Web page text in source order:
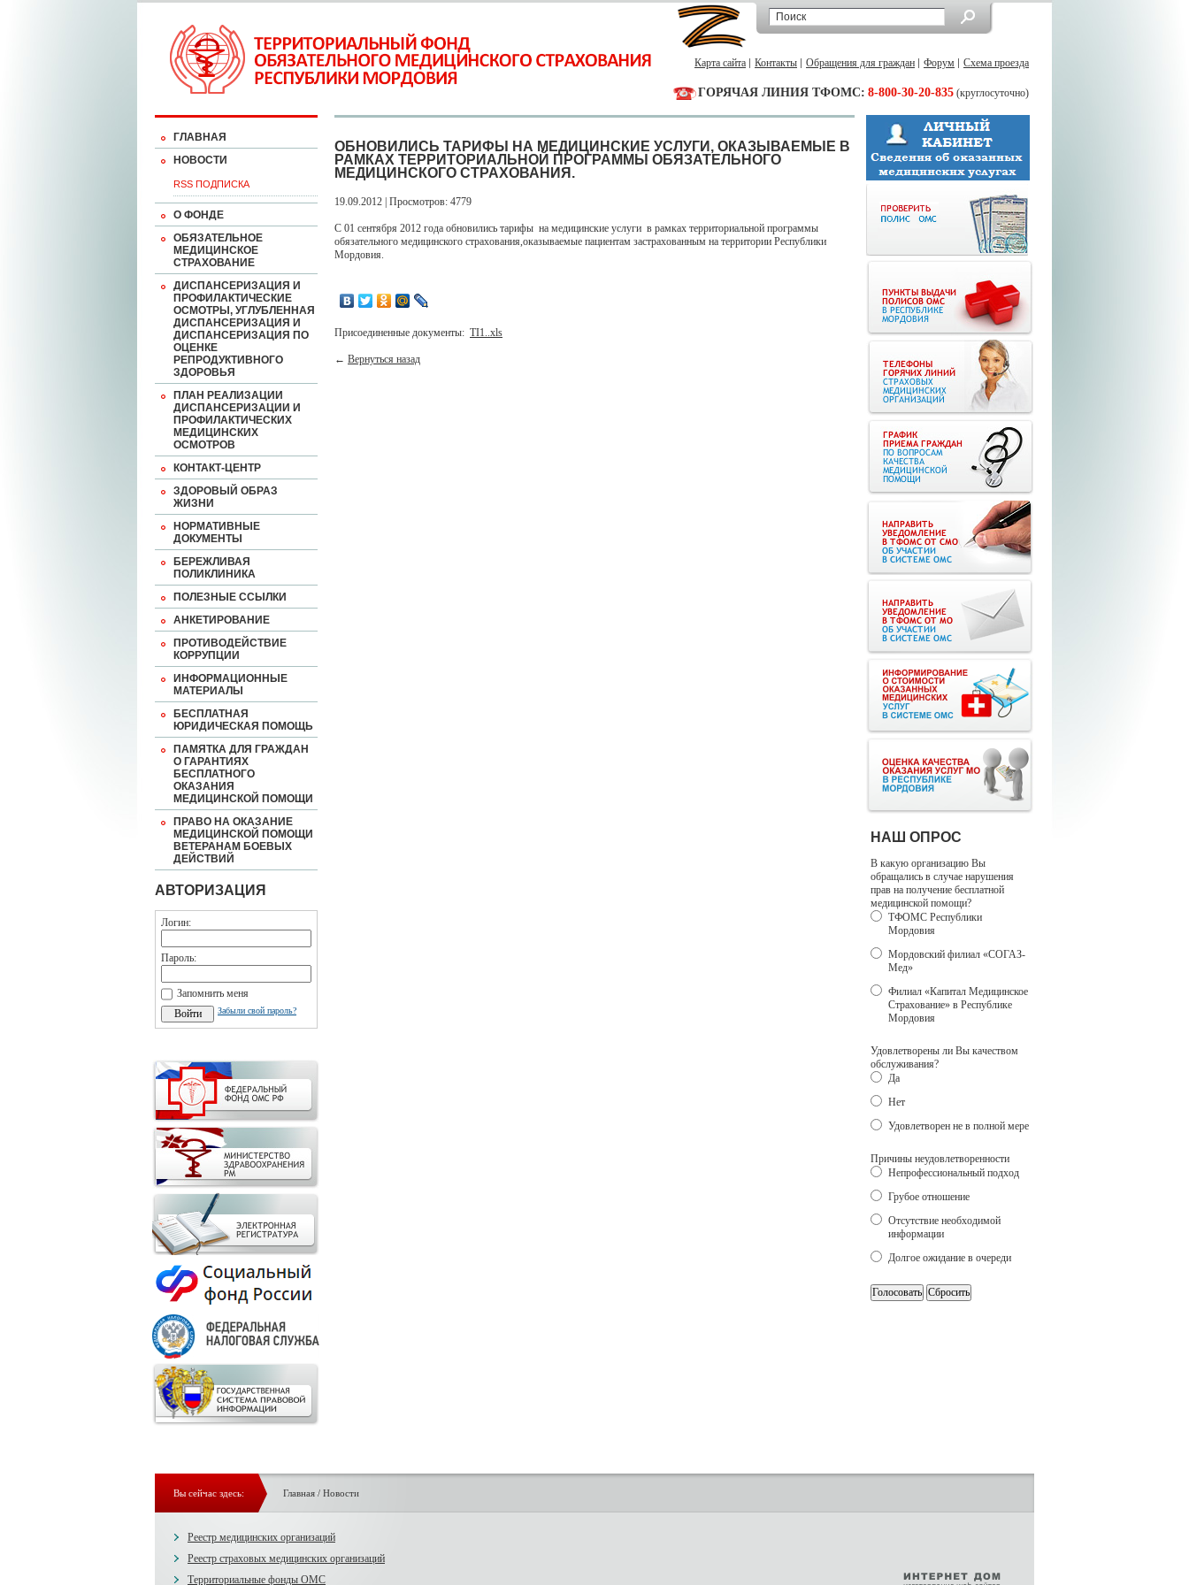
Карта сайта Контакты Обращения для граждан Форум Схема проезда
ГОРЯЧАЯ ЛИНИЯ ТФОМС: 8-800-30-20-835 (круглосуточно)
ГЛАВНАЯ
НОВОСТИ
RSS ПОДПИСКА
О ФОНДЕ
ОБЯЗАТЕЛЬНОЕ
МЕДИЦИНСКОЕ
СТРАХОВАНИЕ
ДИСПАНСЕРИЗАЦИЯ И
ПРОФИЛАКТИЧЕСКИЕ
ОСМОТРЫ, УГЛУБЛЕННАЯ
ДИСПАНСЕРИЗАЦИЯ И
ДИСПАНСЕРИЗАЦИЯ ПО
ОЦЕНКЕ
РЕПРОДУКТИВНОГО
ЗДОРОВЬЯ
ПЛАН РЕАЛИЗАЦИИ
ДИСПАНСЕРИЗАЦИИ И
ПРОФИЛАКТИЧЕСКИХ
МЕДИЦИНСКИХ
ОСМОТРОВ
КОНТАКТ-ЦЕНТР
ЗДОРОВЫЙ ОБРАЗ
ЖИЗНИ
НОРМАТИВНЫЕ
ДОКУМЕНТЫ
БЕРЕЖЛИВАЯ
ПОЛИКЛИНИКА
ПОЛЕЗНЫЕ ССЫЛКИ
АНКЕТИРОВАНИЕ
ПРОТИВОДЕЙСТВИЕ
КОРРУПЦИИ
ИНФОРМАЦИОННЫЕ
МАТЕРИАЛЫ
БЕСПЛАТНАЯ
ЮРИДИЧЕСКАЯ ПОМОЩЬ
ПАМЯТКА ДЛЯ ГРАЖДАН
О ГАРАНТИЯХ
БЕСПЛАТНОГО
ОКАЗАНИЯ
МЕДИЦИНСКОЙ ПОМОЩИ
ПРАВО НА ОКАЗАНИЕ
МЕДИЦИНСКОЙ ПОМОЩИ
ВЕТЕРАНАМ БОЕВЫХ
ДЕЙСТВИЙ
АВТОРИЗАЦИЯ
Логин:
Пароль:
Запомнить меня
Забыли свой пароль?
ОБНОВИЛИСЬ ТАРИФЫ НА МЕДИЦИНСКИЕ УСЛУГИ, ОКАЗЫВАЕМЫЕ В
РАМКАХ ТЕРРИТОРИАЛЬНОЙ ПРОГРАММЫ ОБЯЗАТЕЛЬНОГО
МЕДИЦИНСКОГО СТРАХОВАНИЯ.
19.09.2012 | Просмотров: 4779
С 01 сентября 2012 года обновились тарифы на медицинские услуги в рамках территориальной программы
обязательного медицинского страхования,оказываемые пациентам застрахованным на территории Республики
Мордовия.
Присоединенные документы: TI1..xls
← Вернуться назад
НАШ ОПРОС
В какую организацию Вы
обращались в случае нарушения
прав на получение бесплатной
медицинской помощи?
ТФОМС Республики
Мордовия
Мордовский филиал «СОГАЗ-
Мед»
Филиал «Капитал Медицинское
Страхование» в Республике
Мордовия
Удовлетворены ли Вы качеством
обслуживания?
Да
Нет
Удовлетворен не в полной мере
Причины неудовлетворенности
Непрофессиональный подход
Грубое отношение
Отсутствие необходимой
информации
Долгое ожидание в очереди
Вы сейчас здесь: Главная/ Новости
Реестр медицинских организаций
Реестр страховых медицинских организаций
Территориальные фонды ОМС